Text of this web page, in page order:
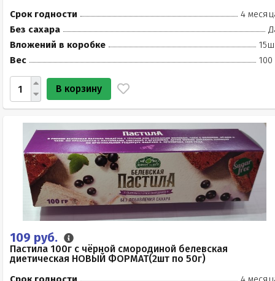
Срок годности
4
Без сахара
Вложений в коробке
Вес
100
В корзину
109 руб.
Пастила 100г с чёрной смородиной белевская
диетическая НОВЫЙ ФОРМАТ(2шт по 50г)